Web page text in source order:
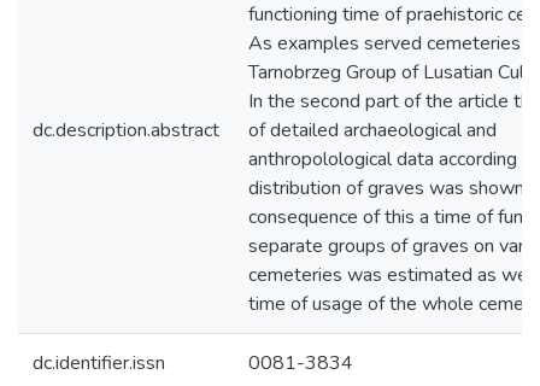
dc.description.abstract
functioning time of praehistoric
As examples served cemeteries
Tarnobrzeg Group of Lusatian
In the second part of the article
of detailed archaeological and
anthropolological data according
distribution of graves was shown.
consequence of this a time of
separate groups of graves on
cemeteries was estimated as
time of usage of the whole
dc.identifier.issn 0081-3834